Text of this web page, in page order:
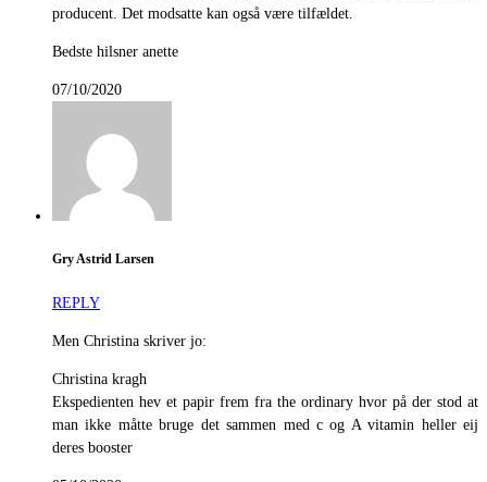
producent. Det modsatte kan også være tilfældet.
Bedste hilsner anette
07/10/2020
Gry Astrid Larsen
REPLY
Men Christina skriver jo:
Christina kragh
Ekspedienten hev et papir frem fra the ordinary hvor på der stod at
man ikke måtte bruge det sammen med c og A vitamin heller eij
deres booster